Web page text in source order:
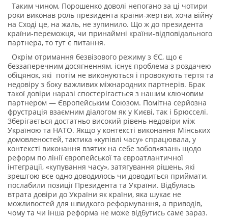
Таким чином, Порошенко доволі непогано за ці чотири
роки виконав роль президента країни-жертви, хоча війну
на Сході це, на жаль, не зупинило. Що ж до президента
країни-переможця, чи принаймні країни-відповідального
партнера, то тут є питання.
Окрім отримання безвізового режиму з ЄС, що є
беззаперечним досягненням, існує проблема з роздачею
обіцянок, які потім не виконуються і провокують тертя та
недовіру з боку важливих міжнародних партнерів. Брак
такої довіри наразі спостерігається з нашим ключовим
партнером — Європейським Союзом. Помітна серйозна
фрустрація взаємним діалогом як у Києві, так і Брюсселі.
Зберігається достатньо високий рівень недовіри між
Україною та НАТО. Якщо у контексті виконання Мінських
домовленостей, тактика «купівлі часу» спрацювала, у
контексті виконання взятих на себе зобов»язань щодо
реформ по лінії європейської та євроатлантичної
інтеграції, «купування часу», затягування рішень, які
зрештою все одно доводилось чи доводиться приймати,
послабили позиції Президента та України. Відбулась
втрата довіри до України як країни, яка шукає не
можливостей для швидкого реформування, а приводів,
чому та чи інша реформа не може відбутись саме зараз.